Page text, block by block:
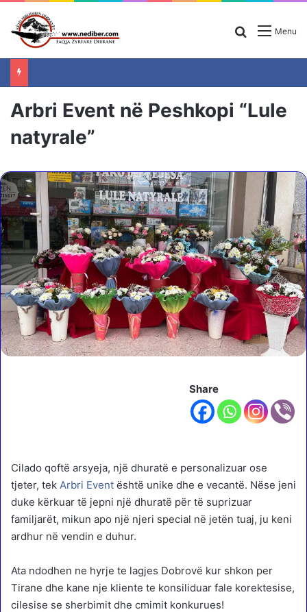
Menu
Search for
Arbri Event në Peshkopi “Lule
natyrale”
Share
Cilado qoftë arsyeja, një dhuratë e personalizuar ose
tjeter, tek Arbri Event është unike dhe e vecantë. Nëse jeni
duke kërkuar të jepni një dhuratë për të suprizuar
familjarët, mikun apo një njeri special në jetën tuaj, ju keni
ardhur në vendin e duhur.
Ata ndodhen ne hyrje te lagjes Dobrovë kur shkon per
Tirane dhe kane nje kliente te konsiliduar fale korektesise,
cilesise se sherbimit dhe cmimit konkurues!